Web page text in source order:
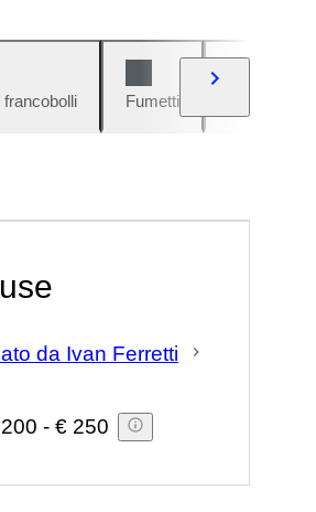
francobolli Fumetti
da Ivan Ferretti
- € 250